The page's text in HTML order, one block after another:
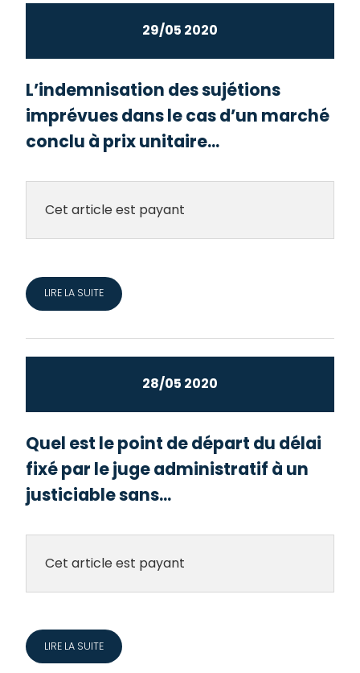
29/05 2020
L’indemnisation des sujétions
imprévues dans le cas d’un marché
conclu à prix unitaire...
Cet article est payant
LIRE LA SUITE
28/05 2020
Quel est le point de départ du délai
fixé par le juge administratif à un
justiciable sans...
Cet article est payant
LIRE LA SUITE